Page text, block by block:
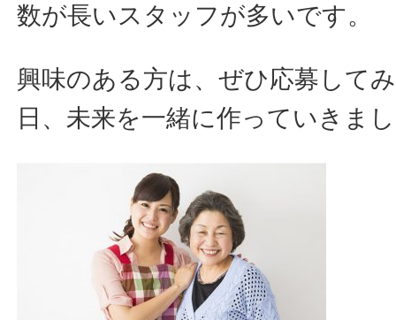
数が長いスタッフが多いです。
興味のある方は、ぜひ応募して
日、未来を一緒に作っていきま